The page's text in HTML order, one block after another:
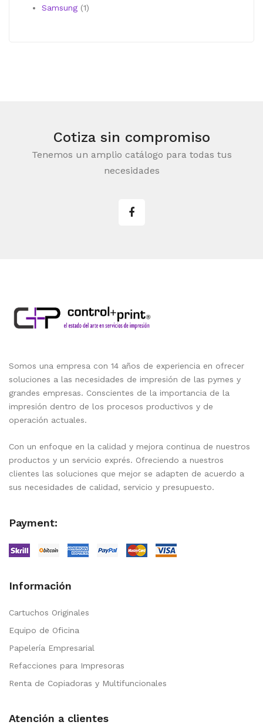
producto
Samsung 11
Cotiza sin compromiso
Tenemos un amplio catálogo para todas tus
necesidades
Somos una empresa con 14 años de experiencia en ofrecer
soluciones a las necesidades de impresión de las pymes y
grandes empresas. Conscientes de la importancia de la
impresión dentro de los procesos productivos y de
operación actuales.
Con un enfoque en la calidad y mejora continua de nuestros
productos y un servicio exprés. Ofreciendo a nuestros
clientes las soluciones que mejor se adapten de acuerdo a
sus necesidades de calidad, servicio y presupuesto.
Payment:
Información
Cartuchos Originales
Equipo de Oficina
Papelería Empresarial
Refacciones para Impresoras
Renta de Copiadoras y Multifuncionales
Atención a clientes